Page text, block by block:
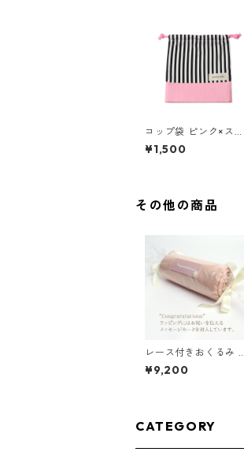
コップ袋 ピンク×スト
ライプ 85-72895-1
¥1,500
その他の商品
レース付きおくるみ キ
ャンディ くすみピンク
¥9,200
CATEGORY